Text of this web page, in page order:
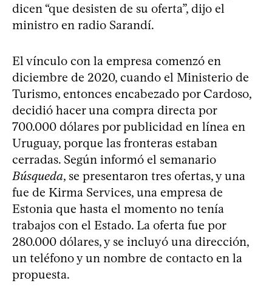
dicen “que desisten de su oferta”, dijo el
ministro en radio Sarandí.
El vínculo con la empresa comenzó en
diciembre de 2020, cuando el Ministerio de
Turismo, entonces encabezado por Cardoso,
decidió hacer una compra directa por
700.000 dólares por publicidad en línea en
Uruguay, porque las fronteras estaban
cerradas. Según informó el semanario
Búsqueda, se presentaron tres ofertas, y una
fue de Kirma Services, una empresa de
Estonia que hasta el momento no tenía
trabajos con el Estado. La oferta fue por
280.000 dólares, y se incluyó una dirección,
un teléfono y un nombre de contacto en la
propuesta.